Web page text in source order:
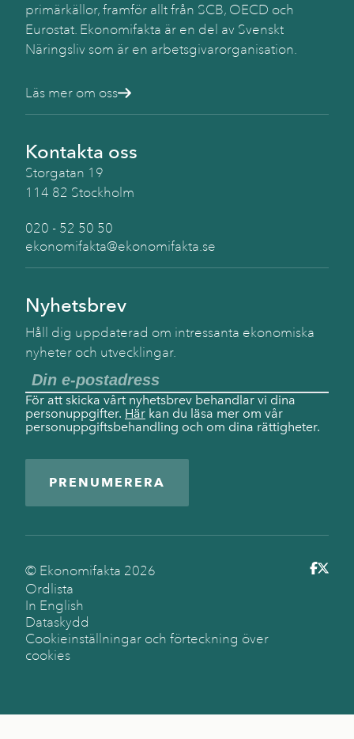
primärkällor, framför allt från SCB, OECD och
Eurostat. Ekonomifakta är en del av Svenskt
Näringsliv som är en arbetsgivarorganisation.
Läs mer om oss
Kontakta oss
Storgatan 19
114 82 Stockholm
020 - 52 50 50
ekonomifakta@ekonomifakta.se
Nyhetsbrev
Håll dig uppdaterad om intressanta ekonomiska
nyheter och utvecklingar.
För att skicka vårt nyhetsbrev behandlar vi dina
personuppgifter. Här kan du läsa mer om vår
personuppgiftsbehandling och om dina rättigheter.
PRENUMERERA
© Ekonomifakta 2026
Ordlista
In English
Dataskydd
Cookieinställningar och förteckning över
cookies